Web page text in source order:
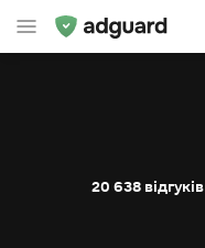
20 638 відгуків